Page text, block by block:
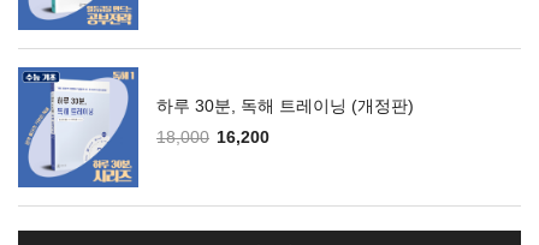
하루 30분, 독해 트레이닝 (개정판)
18,000 16,200